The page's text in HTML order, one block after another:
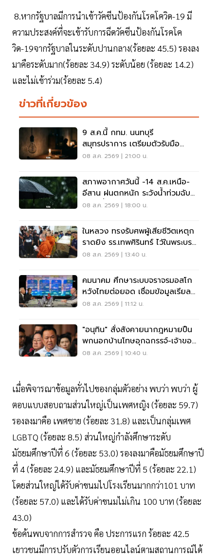
8.หากรัฐบาลมีการนำเข้าวัคซีนป้องกันโรคโควิด-19 มี
ความประสงค์ที่จะเข้ารับการฉีดวัคซีนป้องกันโรคโค
วิด-19จากรัฐบาลในระดับปานกลาง(ร้อยละ 45.5) รองลง
มาคือระดับมาก(ร้อยละ 34.9) ระดับน้อย (ร้อยละ 14.2)
และไม่เข้าร่วม(ร้อยละ 5.4)
ข่าวที่เกี่ยวข้อง
9 ส.ค.นี้ กทม. นนทบุรี
สมุทรปราการ เตรียมตัวรับมือ
'ไฟฟ้าดับ' หลายจุด
08 ส.ค. 2569 | 21:00 น.
สภาพอากาศวันนี้ -14 ส.ค.เหนือ-
อีสาน ฝนตกหนัก ระวังน้ำท่วมฉับ
พลัน น้ำป่าไหลหลาก
08 ส.ค. 2569 | 18:00 น.
ในหลวง ทรงรับศพผู้เสียชีวิตเหตุก
ราดยิง รร.เทพศิรินทร์ ไว้ในพระบรม
ราชานุเคราะห์
08 ส.ค. 2569 | 13:40 น.
คมนาคม ศึกษาระบบจราจรมอสโก
หวังไทยต่อยอด เชื่อมข้อมูลเรียล
ไทม์ แก้รถติด
08 ส.ค. 2569 | 11:12 น.
"อนุทิน" สั่งสังคายนากฎหมายปืน
พกนอกบ้านโทษอุกฉกรรจ์-เจ้าของ
โดนหนัก
08 ส.ค. 2569 | 10:40 น.
เมื่อพิจารณาข้อมูลทั่วไปของกลุ่มตัวอย่าง พบว่า พบว่า ผู้
ตอบแบบสอบถามส่วนใหญ่เป็นเพศหญิง (ร้อยละ 59.7)
รองลงมาคือ เพศชาย (ร้อยละ 31.8) และเป็นกลุ่มเพศ
LGBTQ (ร้อยละ 8.5) ส่วนใหญ่กำลังศึกษาระดับ
มัธยมศึกษาปีที่ 6 (ร้อยละ 53.0) รองลงมาคือมัธยมศึกษาปี
ที่ 4 (ร้อยละ 24.9) และมัธยมศึกษาปีที่ 5 (ร้อยละ 22.1)
โดยส่วนใหญ่ได้รับค่าขนมไปโรงเรียนมากกว่า101 บาท
(ร้อยละ 57.0) และได้รับค่าขนมไม่เกิน 100 บาท (ร้อยละ
43.0)
ข้อค้นพบจากการสำรวจ คือ ประการแรก ร้อยละ 42.5
เยาวชนมีการปรับตัวการเรียนออนไลน์ตามสถานการณ์ได้